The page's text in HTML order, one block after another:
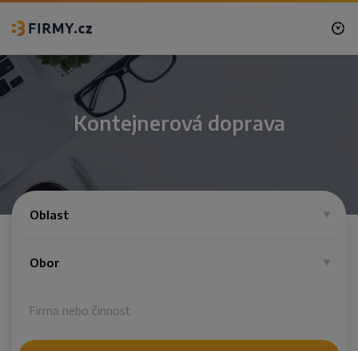
Kontejnerová doprava
Oblast
Obor